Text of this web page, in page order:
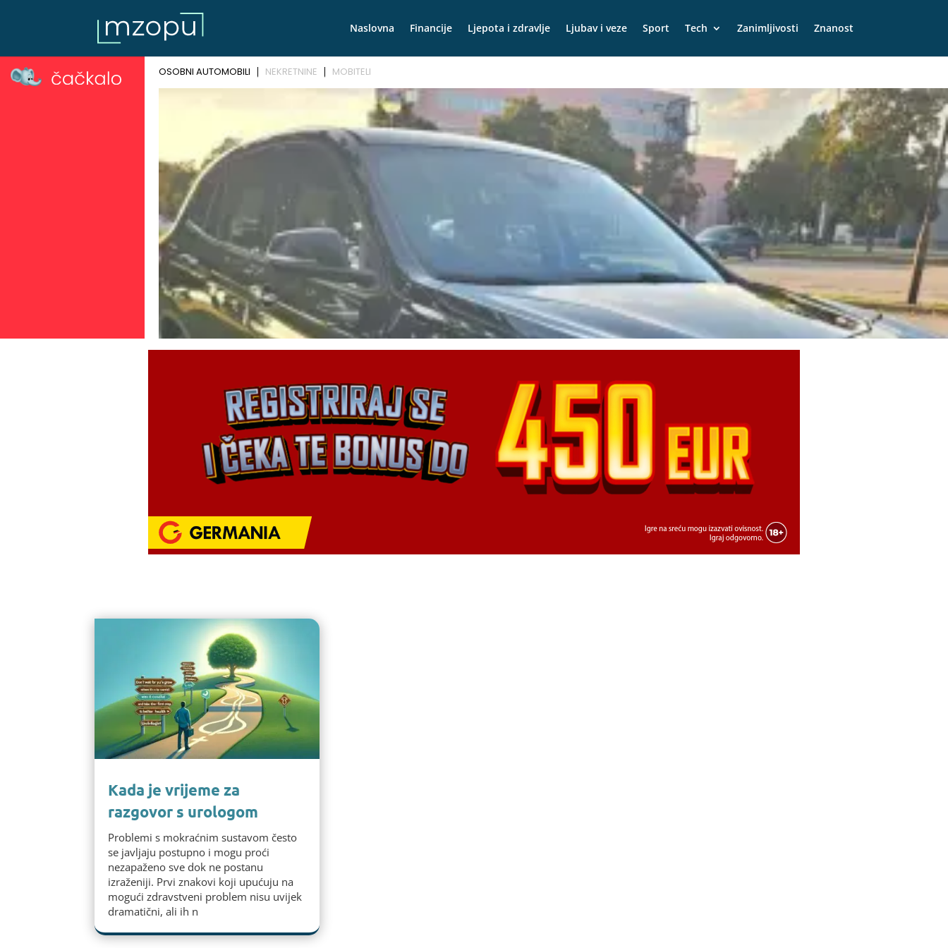
Naslovna Financije Ljepota i zdravlje Ljubav i veze Sport Tech Zanimljivosti Znanost
Kada je vrijeme za
razgovor s urologom
Problemi s mokraćnim sustavom često
se javljaju postupno i mogu proći
nezapaženo sve dok ne postanu
izraženiji. Prvi znakovi koji upućuju na
mogući zdravstveni problem nisu uvijek
dramatični, ali ih n